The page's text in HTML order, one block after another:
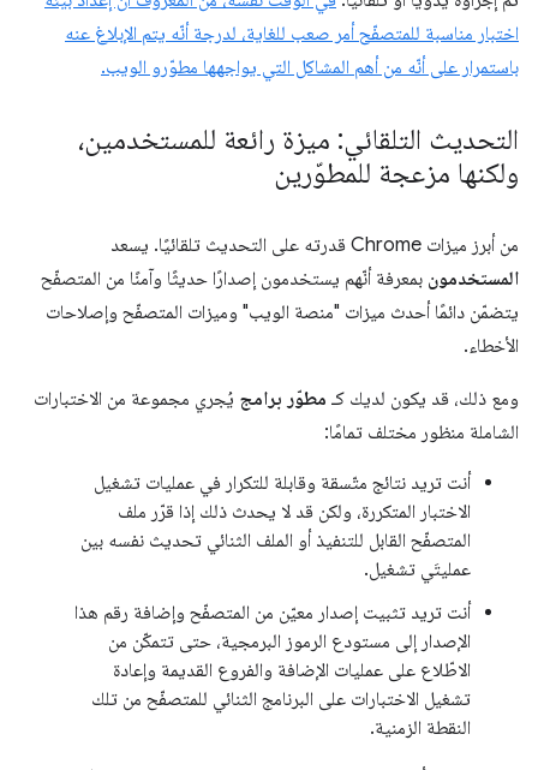
اختبار مناسبة للمتصفّح أمر صعب للغاية، لدرجة أنّه يتم الإبلاغ عنه
باستمرار على أنّه من أهم المشاكل التي يواجهها مطوّرو الويب.
التحديث التلقائي: ميزة رائعة للمستخدمين،
ولكنها مزعجة للمطوّرين
من أبرز ميزات Chrome قدرته على التحديث تلقائيًا. يسعد
المستخدمون بمعرفة أنّهم يستخدمون إصدارًا حديثًا وآمنًا من المتصفّح
يتضمّن دائمًا أحدث ميزات "منصة الويب" وميزات المتصفّح وإصلاحات
الأخطاء.
ومع ذلك، قد يكون لديك كـ مطوّر برامج يُجري مجموعة من الاختبارات
الشاملة منظور مختلف تمامًا:
أنت تريد نتائج متّسقة وقابلة للتكرار في عمليات تشغيل
الاختبار المتكررة، ولكن قد لا يحدث ذلك إذا قرّر ملف
المتصفّح القابل للتنفيذ أو الملف الثنائي تحديث نفسه بين
عمليتَي تشغيل.
أنت تريد تثبيت إصدار معيّن من المتصفّح وإضافة رقم هذا
الإصدار إلى مستودع الرموز البرمجية، حتى تتمكّن من
الاطّلاع على عمليات الإضافة والفروع القديمة وإعادة
تشغيل الاختبارات على البرنامج الثنائي للمتصفّح من تلك
النقطة الزمنية.